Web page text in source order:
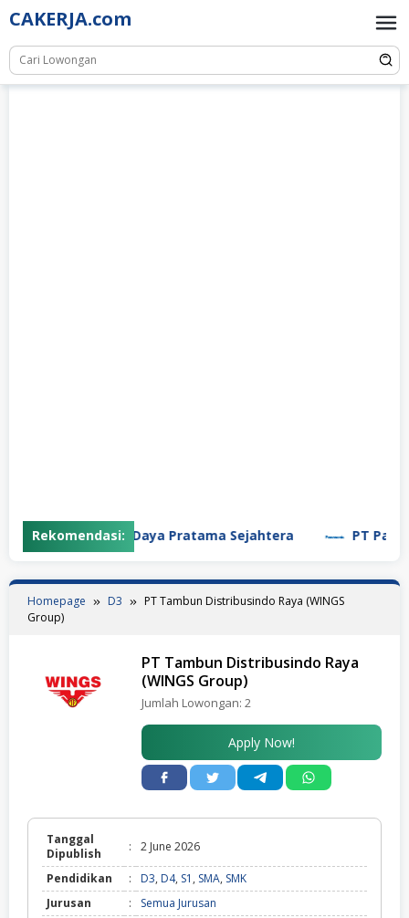
Skip
to
content
CAKERJA.com
Rekomendasi:
PT Garuda Daya Pratama Sejahtera PT
Homepage D3
PT Tambun Distribusindo Raya (WINGS
Group)
PT Tambun Distribusindo Raya
(WINGS Group)
Jumlah Lowongan: 2
Apply Now!
Tanggal
Dipublish
: 2 June 2026
Pendidikan : D3, D4, S1 , SMA, SMK
Jurusan
:
Semua Jurusan